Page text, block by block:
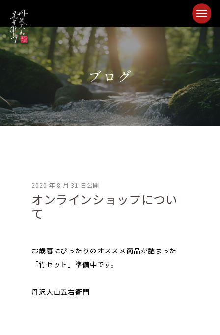
ブログ
2020 年 8 月 31 日公開
オンラインショップについ
て
お歳暮にぴったりのオススメ商品が詰まった
「竹セット」準備中です。
丹沢大山五右衛門